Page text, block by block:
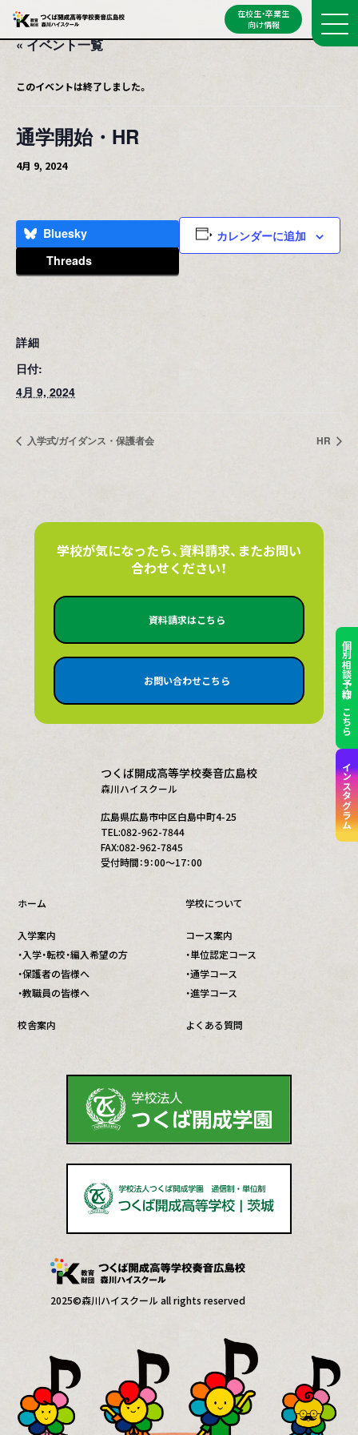
在校生・卒業生
向け情報
個別相談予約はこちら
インスタグラム
« イベント一覧
このイベントは終了しました。
通学開始・HR
4月 9, 2024
Bluesky
Threads
カレンダーに追加
詳細
日付:
4月 9, 2024
入学式/ガイダンス・保護者会 HR
学校が気になったら、資料請求、またお問い
合わせください！
資料請求はこちら
お問い合わせこちら
つくば開成高等学校奏音広島校
森川ハイスクール
広島県広島市中区白島中町4-25
TEL:082-962-7844
FAX:082-962-7845
受付時間：9：00～17：00
ホーム 学校について
入学案内
・入学・転校・編入希望の方
・保護者の皆様へ
・教職員の皆様へ
コース案内
・単位認定コース
・通学コース
・進学コース
校舎案内 よくある質問
2025©森川ハイスクール all rights reserved